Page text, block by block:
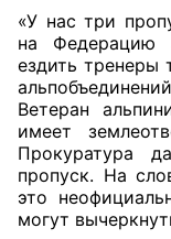
«У нас три
на Федерацию
ездить тренеры
Ветеран
имеет
Прокуратура
пропуск. На
это
могут